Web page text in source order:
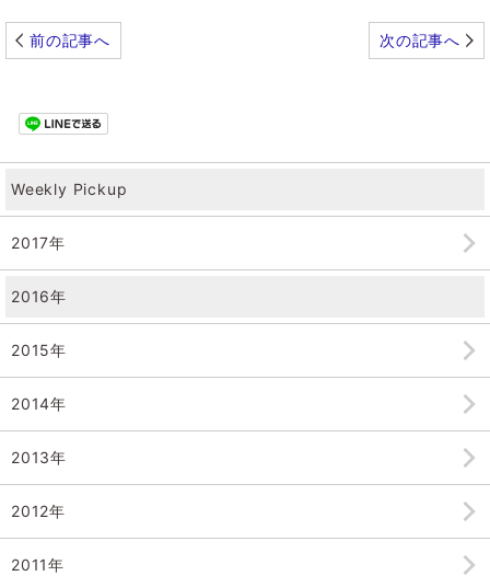
前の記事へ 次の記事へ
Weekly Pickup
2017年
2016年
2015年
2014年
2013年
2012年
2011年